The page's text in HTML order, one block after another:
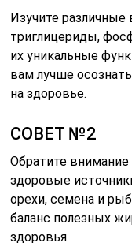
Изучите
триглицериды,
их уникальные
вам лучше
на здоровье.
СОВЕТ №2
Обратите
здоровые
орехи, семена и
баланс полезных
здоровья.